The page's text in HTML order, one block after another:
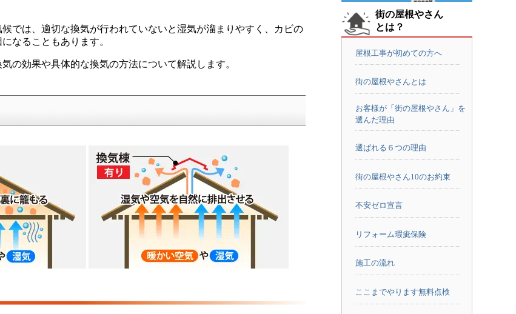
では、適切な換気が行われていないと湿気が溜まりやすく、カビの
なることもあります。
の効果や具体的な換気の方法について解説します。
街の屋根やさん
とは？
屋根工事が初めての方へ
街の屋根やさんとは
お客様が「街の屋根やさん」を
選んだ理由
選ばれる６つの理由
街の屋根やさん10のお約束
不安ゼロ宣言
リフォーム瑕疵保険
施工の流れ
ここまでやります無料点検